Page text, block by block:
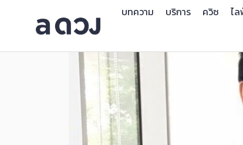
บทความ บริการ ควิซ ไ